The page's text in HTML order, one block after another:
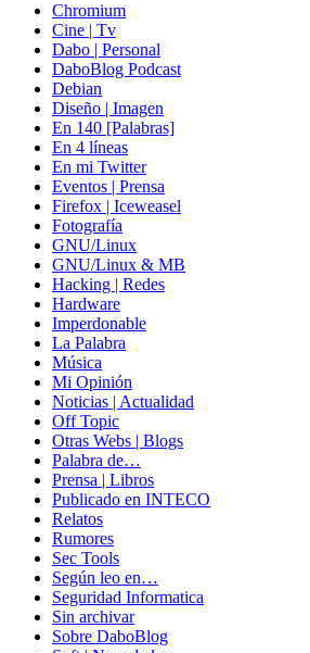
Chromium
Cine | Tv
Dabo | Personal
DaboBlog Podcast
Debian
Diseño | Imagen
En 140 [Palabras]
En 4 líneas
En mi Twitter
Eventos | Prensa
Firefox | Iceweasel
Fotografía
GNU/Linux
GNU/Linux & MB
Hacking | Redes
Hardware
Imperdonable
La Palabra
Música
Mi Opinión
Noticias | Actualidad
Off Topic
Otras Webs | Blogs
Palabra de…
Prensa | Libros
Publicado en INTECO
Relatos
Rumores
Sec Tools
Según leo en…
Seguridad Informatica
Sin archivar
Sobre DaboBlog